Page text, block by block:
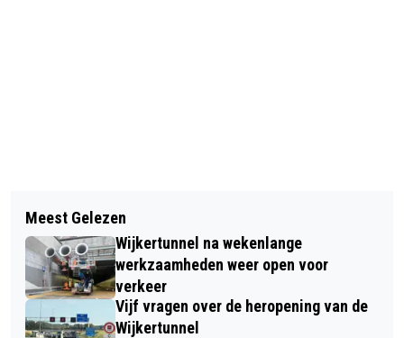
MAKE UP SPIEGEL VEROORZAAKT
BRAND IN WONING JAN
LIGTHARTSTRAAT
PASAR MALAM ISTIMEWA HULT
EXPO GREATER AMSTERDAM IN
TROPISCHE SFEREN
Meest Gelezen
Wijkertunnel na wekenlange
werkzaamheden weer open voor
verkeer
Vijf vragen over de heropening van de
Wijkertunnel